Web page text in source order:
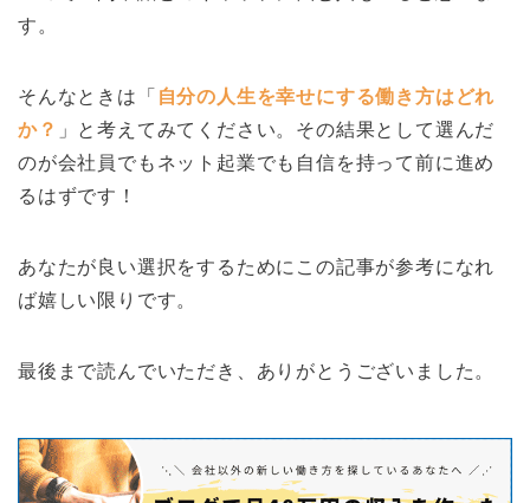
す。
そんなときは「 自分の人生を幸せにする働き方はどれ
か？ 」と考えてみてください。その結果として選んだ
のが会社員でもネット起業でも自信を持って前に進め
るはずです！
あなたが良い選択をするためにこの記事が参考になれ
ば嬉しい限りです。
最後まで読んでいただき、ありがとうございました。